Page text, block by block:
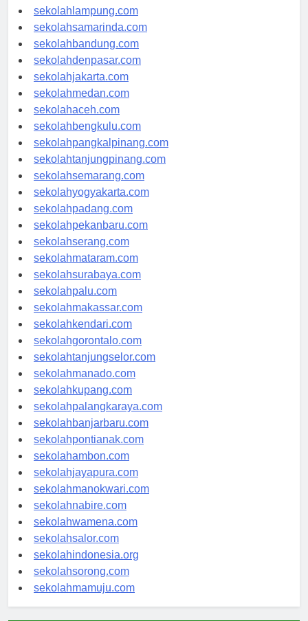
sekolahpalembang.com
sekolahlampung.com
sekolahsamarinda.com
sekolahbandung.com
sekolahdenpasar.com
sekolahjakarta.com
sekolahmedan.com
sekolahaceh.com
sekolahbengkulu.com
sekolahpangkalpinang.com
sekolahtanjungpinang.com
sekolahsemarang.com
sekolahyogyakarta.com
sekolahpadang.com
sekolahpekanbaru.com
sekolahserang.com
sekolahmataram.com
sekolahsurabaya.com
sekolahpalu.com
sekolahmakassar.com
sekolahkendari.com
sekolahgorontalo.com
sekolahtanjungselor.com
sekolahmanado.com
sekolahkupang.com
sekolahpalangkaraya.com
sekolahbanjarbaru.com
sekolahpontianak.com
sekolahambon.com
sekolahjayapura.com
sekolahmanokwari.com
sekolahnabire.com
sekolahwamena.com
sekolahsalor.com
sekolahindonesia.org
sekolahsorong.com